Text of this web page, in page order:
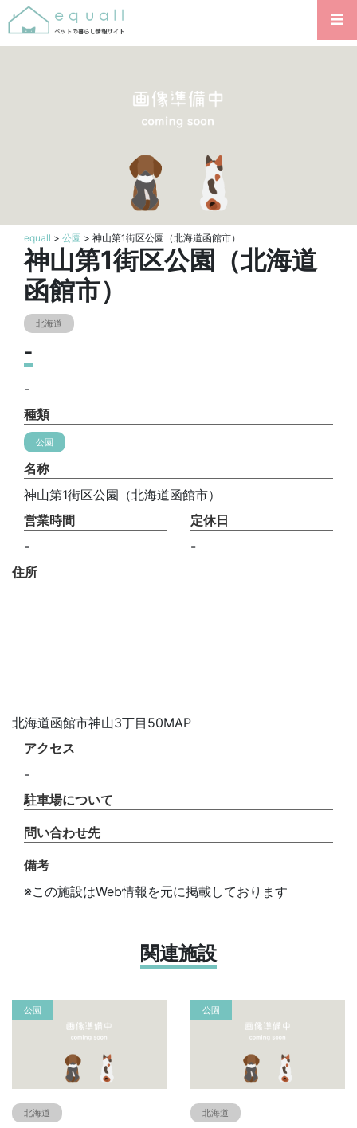
equall > 公園 > 神山第1街区公園（北海道函館市）
神山第1街区公園（北海道
函館市）
北海道
-
-
種類
公園
名称
神山第1街区公園（北海道函館市）
営業時間
-
定休日
-
住所
北海道函館市神山3丁目50MAP
アクセス
-
駐車場について
問い合わせ先
備考
※この施設はWeb情報を元に掲載しております
関連施設
公園
北海道
公園
北海道